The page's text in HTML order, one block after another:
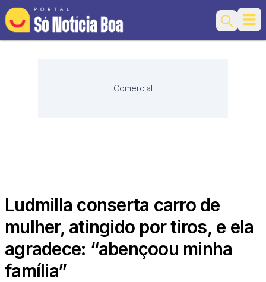
Search
Comercial
Ludmilla conserta carro de
mulher, atingido por tiros, e ela
agradece: “abençoou minha
família”